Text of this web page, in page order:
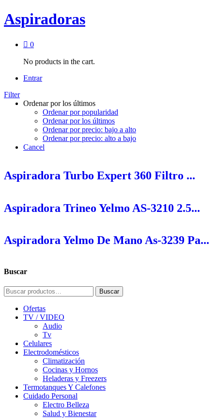
Aspiradoras
0
No products in the cart.
Entrar
Filter
Ordenar por los últimos
Ordenar por popularidad
Ordenar por los últimos
Ordenar por precio: bajo a alto
Ordenar por precio: alto a bajo
Cancel
Aspiradora Turbo Expert 360 Filtro ...
Aspiradora Trineo Yelmo AS-3210 2.5...
Aspiradora Yelmo De Mano As-3239 Pa...
Buscar
Buscar
por:
Buscar
Ofertas
TV / VIDEO
Audio
Tv
Celulares
Electrodomésticos
Climatización
Cocinas y Hornos
Heladeras y Freezers
Termotanques Y Calefones
Cuidado Personal
Electro Belleza
Salud y Bienestar